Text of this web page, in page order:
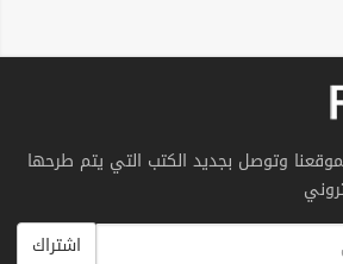
لموقعنا وتوصل بجديد الكتب التي يتم طرحها
اشتراك